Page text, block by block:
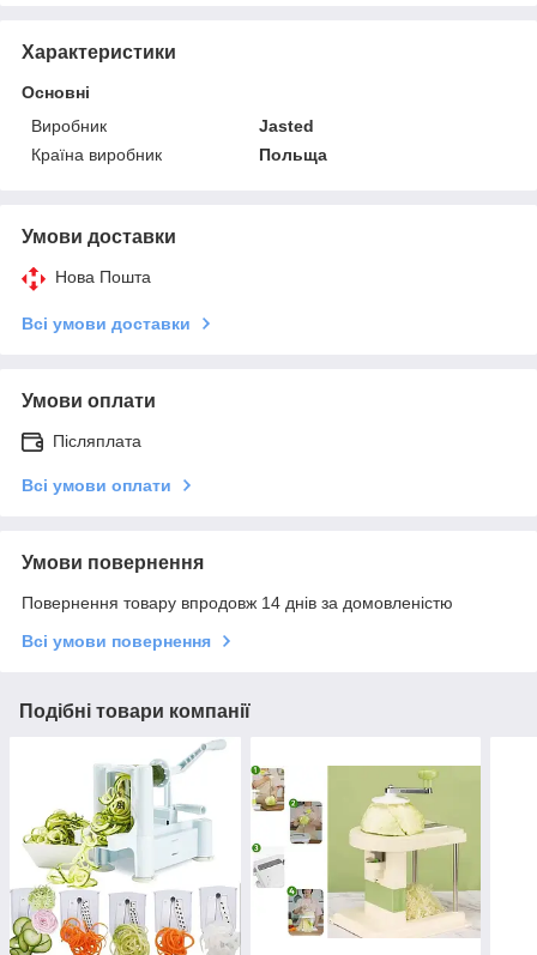
Характеристики
Основні
Виробник
Jasted
Країна виробник
Польща
Умови доставки
Нова Пошта
Всі умови доставки
Умови оплати
Післяплата
Всі умови оплати
Умови повернення
Повернення товару впродовж 14 днів за домовленістю
Всі умови повернення
Подібні товари компанії